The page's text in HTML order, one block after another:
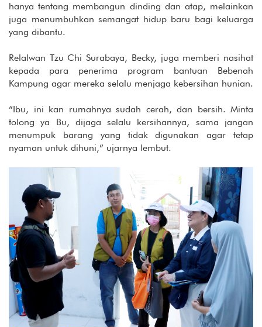
hanya tentang membangun dinding dan atap, melainkan
juga menumbuhkan semangat hidup baru bagi keluarga
yang dibantu.
Relalwan Tzu Chi Surabaya, Becky, juga memberi nasihat
kepada para penerima program bantuan Bebenah
Kampung agar mereka selalu menjaga kebersihan hunian.
“Ibu, ini kan rumahnya sudah cerah, dan bersih. Minta
tolong ya Bu, dijaga selalu kersihannya, sama jangan
menumpuk barang yang tidak digunakan agar tetap
nyaman untuk dihuni,” ujarnya lembut.